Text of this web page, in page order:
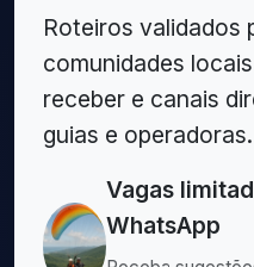
Roteiros validados
comunidades
receber e canais
guias e operadoras.
Vagas
WhatsApp